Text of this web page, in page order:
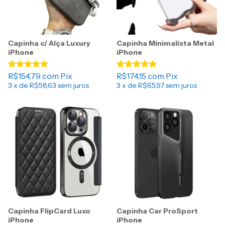
Capinha c/ Alça Luxury
iPhone
R$154,79 com Pix
3 x de R$58,63 sem juros
Capinha Minimalista Metal
iPhone
R$174,15 com Pix
3 x de R$65,97sem juros
Capinha FlipCard Luxo
iPhone
Capinha Car ProSport
iPhone